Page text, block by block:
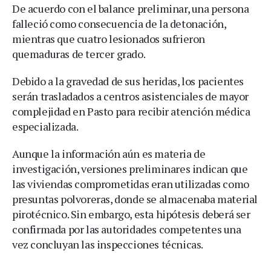
De acuerdo con el balance preliminar, una persona
falleció como consecuencia de la detonación,
mientras que cuatro lesionados sufrieron
quemaduras de tercer grado.
Debido a la gravedad de sus heridas, los pacientes
serán trasladados a centros asistenciales de mayor
complejidad en Pasto para recibir atención médica
especializada.
Aunque la información aún es materia de
investigación, versiones preliminares indican que
las viviendas comprometidas eran utilizadas como
presuntas polvoreras, donde se almacenaba material
pirotécnico. Sin embargo, esta hipótesis deberá ser
confirmada por las autoridades competentes una
vez concluyan las inspecciones técnicas.